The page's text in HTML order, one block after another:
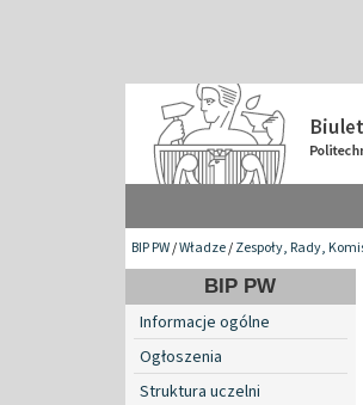
BIP PW/Władze/Zespoły, Rady,
BIP PW
Informacje ogólne
Ogłoszenia
Struktura uczelni